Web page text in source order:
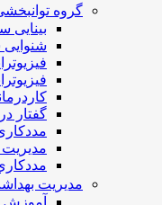
گروه
بینایی
گفتار
مديريت
مدیریت